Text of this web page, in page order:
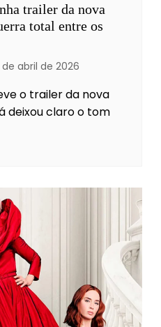
trailer da nova
total entre os
abril de 2026
o trailer da nova
deixou claro o tom